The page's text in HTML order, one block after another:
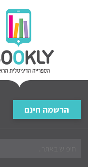
הרשמה חינם